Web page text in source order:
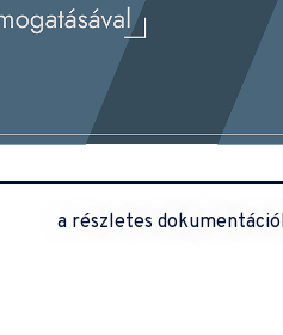
a részletes